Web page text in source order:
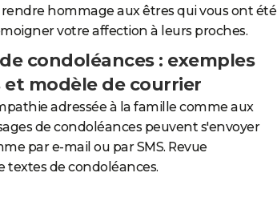
hommage aux êtres qui vous ont été
votre affection à leurs proches.
condoléances : exemples
modèle de courrier
adressée à la famille comme aux
de condoléances peuvent s'envoyer
par e-mail ou par SMS. Revue
textes de condoléances.